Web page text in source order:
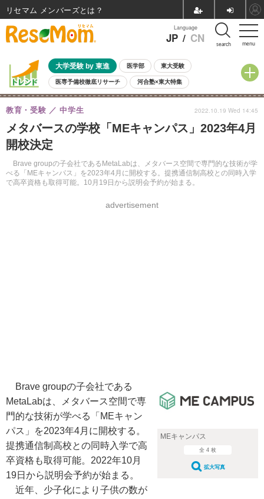
menu
Language
JP / CN search
大学受験 by 東進 医学部 東大受験
医専予備校徹底リサーチ 河合塾×東大特集
親子で考える大学選び 高校受験 中学受験 小学校受験
共通テスト 夏休み
8月開催イベント・WS 全国公立高校 過去問 人気記事
自由研究教材（小学生向け）
メタバースの学校「MEキャンパス」2023年4月
開校決定
Brave groupの子会社であるMetaLabは、メタバース空間で専門的な技術が学
べる「MEキャンパス」を2023年4月に開校する。提携通信制高校との同時入学
で高卒資格も取得可能。10月19日から説明会予約が始まる。
教育・受験 中学生
advertisement
2022.10.19 Wed 14:45
MEキャンパス
全 4 枚
拡大写真
Brave groupの子会社である
MetaLabは、メタバース空間で専
門的な技術が学べる「MEキャン
パス」を2023年4月に開校する。
提携通信制高校との同時入学で高
卒資格も取得可能。2022年10月
19日から説明会予約が始まる。
近年、少子化により子供の数が
リセマム メンバーズ